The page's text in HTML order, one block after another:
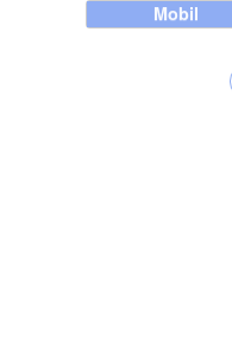
Mobil